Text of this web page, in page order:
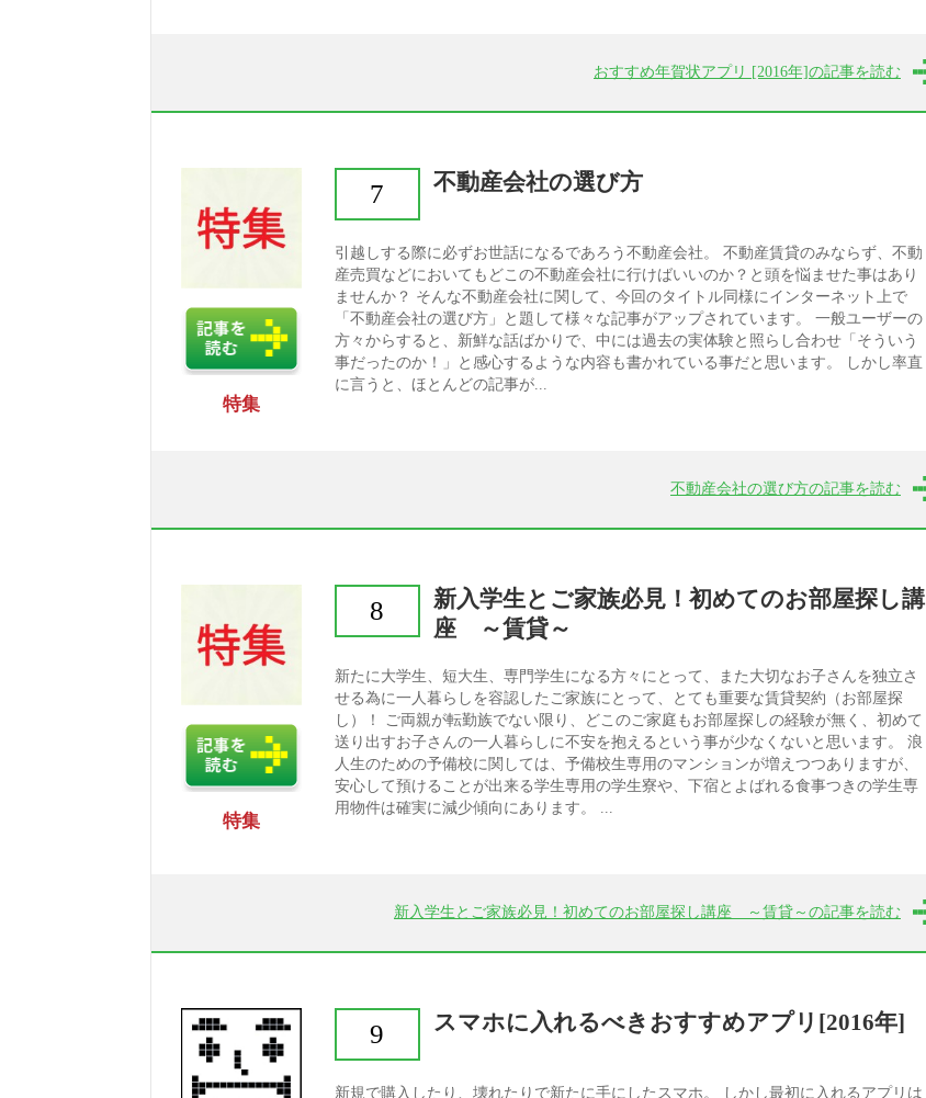
おすすめ年賀状アプリ [2016年]の記事を読む
不動産会社の選び方
7
引越しする際に必ずお世話になるであろう不動産会社。 不動産賃貸のみならず、不動
産売買などにおいてもどこの不動産会社に行けばいいのか？と頭を悩ませた事はあり
ませんか？ そんな不動産会社に関して、今回のタイトル同様にインターネット上で
「不動産会社の選び方」と題して様々な記事がアップされています。 一般ユーザーの
方々からすると、新鮮な話ばかりで、中には過去の実体験と照らし合わせ「そういう
事だったのか！」と感心するような内容も書かれている事だと思います。 しかし率直
に言うと、ほとんどの記事が...
特集
不動産会社の選び方の記事を読む
新入学生とご家族必見！初めてのお部屋探し講
座 ～賃貸～
8
新たに大学生、短大生、専門学生になる方々にとって、また大切なお子さんを独立さ
せる為に一人暮らしを容認したご家族にとって、とても重要な賃貸契約（お部屋探
し）！ ご両親が転勤族でない限り、どこのご家庭もお部屋探しの経験が無く、初めて
送り出すお子さんの一人暮らしに不安を抱えるという事が少なくないと思います。 浪
人生のための予備校に関しては、予備校生専用のマンションが増えつつありますが、
安心して預けることが出来る学生専用の学生寮や、下宿とよばれる食事つきの学生専
用物件は確実に減少傾向にあります。 ...
特集
新入学生とご家族必見！初めてのお部屋探し講座 ～賃貸～の記事を読む
スマホに入れるべきおすすめアプリ[2016年]
9
新規で購入したり、壊れたりで新たに手にしたスマホ。 しかし最初に入れるアプリは